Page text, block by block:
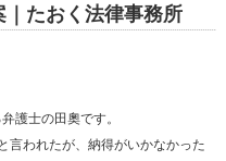
たおく法律事務所
護士の田奧です。
われたが、納得がいかなかった